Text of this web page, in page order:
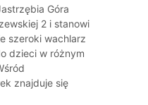
Góra
2 i stanowi
szeroki wachlarz
dzieci w różnym
znajduje się